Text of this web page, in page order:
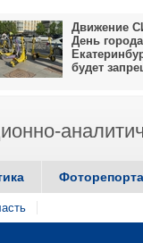
Движение
День города
будет